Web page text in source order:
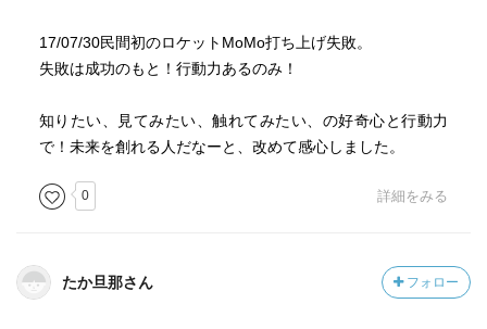
17/07/30民間初のロケットMoMo打ち上げ失敗。
失敗は成功のもと！行動力あるのみ！
知りたい、見てみたい、触れてみたい、の好奇心と行動力
で！未来を創れる人だなーと、改めて感心しました。
0 詳細をみる
たか旦那さん フォロー